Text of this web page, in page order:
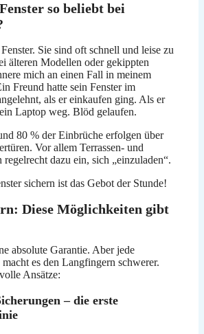
so beliebt bei
Sie sind oft schnell und leise zu
älteren Modellen oder gekippten
mich an einen Fall in meinem
Freund hatte sein Fenster im
als er einkaufen ging. Als er
Laptop weg. Blöd gelaufen.
80 % der Einbrüche erfolgen über
Vor allem Terrassen- und
dazu ein, sich „einzuladen“.
sichern ist das Gebot der Stunde!
Diese Möglichkeiten gibt
absolute Garantie. Aber jede
es den Langfingern schwerer.
Ansätze:
– die erste